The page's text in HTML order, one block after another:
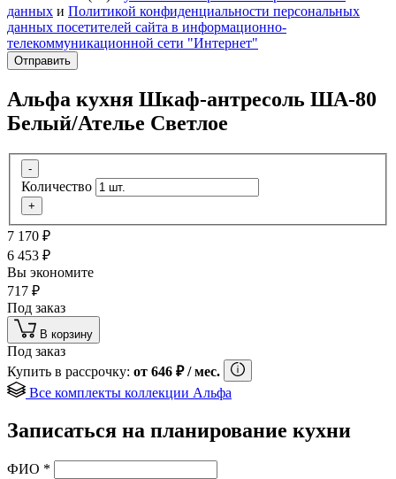
данных и Политикой конфиденциальности персональных
данных посетителей сайта в информационно-
телекоммуникационной сети "Интернет"
Отправить
Альфа кухня Шкаф-антресоль ША-80
Белый/Ателье Светлое
-
Количество
+
7 170 ₽
6 453 ₽
Вы экономите
717 ₽
Под заказ
В корзину
Под заказ
Купить в рассрочку: от 646 ₽/ мес.
Все комплекты коллекции Альфа
Записаться на планирование кухни
ФИО *